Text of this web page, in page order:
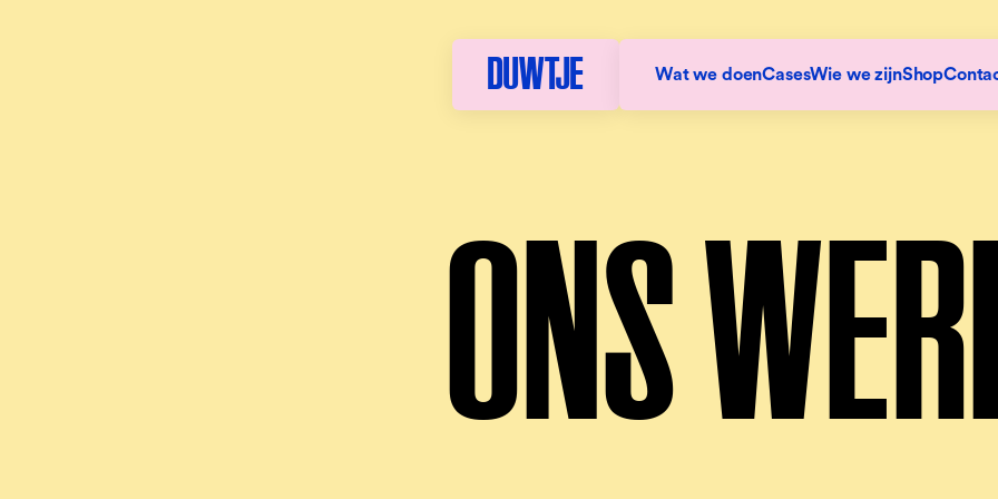
ONS
DUWTJE Wat we doenCasesWie we zijnShop